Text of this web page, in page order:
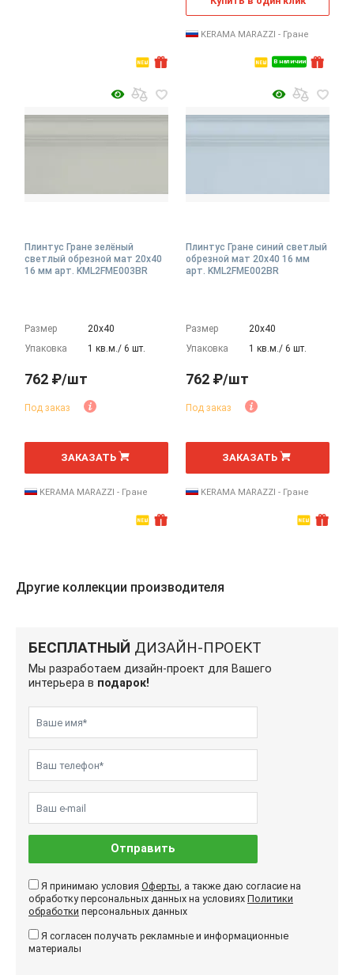
В наличии
KERAMA MARAZZI - Гране
Плинтус Гране зелёный
светлый обрезной мат 20x40
16 мм арт. KML2FME003BR
Размер
20х40
Упаковка
1 кв.м./ 6 шт.
762 ₽/шт
Под заказ
шт
ЗАКАЗАТЬ
KERAMA MARAZZI - Гране
Плинтус Гране синий светлый
обрезной мат 20x40 16 мм
арт. KML2FME002BR
Размер
20х40
Упаковка
1 кв.м./ 6 шт.
762 ₽/шт
Под заказ
шт
ЗАКАЗАТЬ
KERAMA MARAZZI - Гране
Другие коллекции производителя
БЕСПЛАТНЫЙ ДИЗАЙН-ПРОЕКТ
Мы разработаем дизайн-проект для Вашего
интерьера в подарок!
Отправить
Я принимаю условия Оферты, а также даю согласие на
обработку персональных данных на условиях Политики
обработки персональных данных
Я согласен получать рекламные и информационные
материалы